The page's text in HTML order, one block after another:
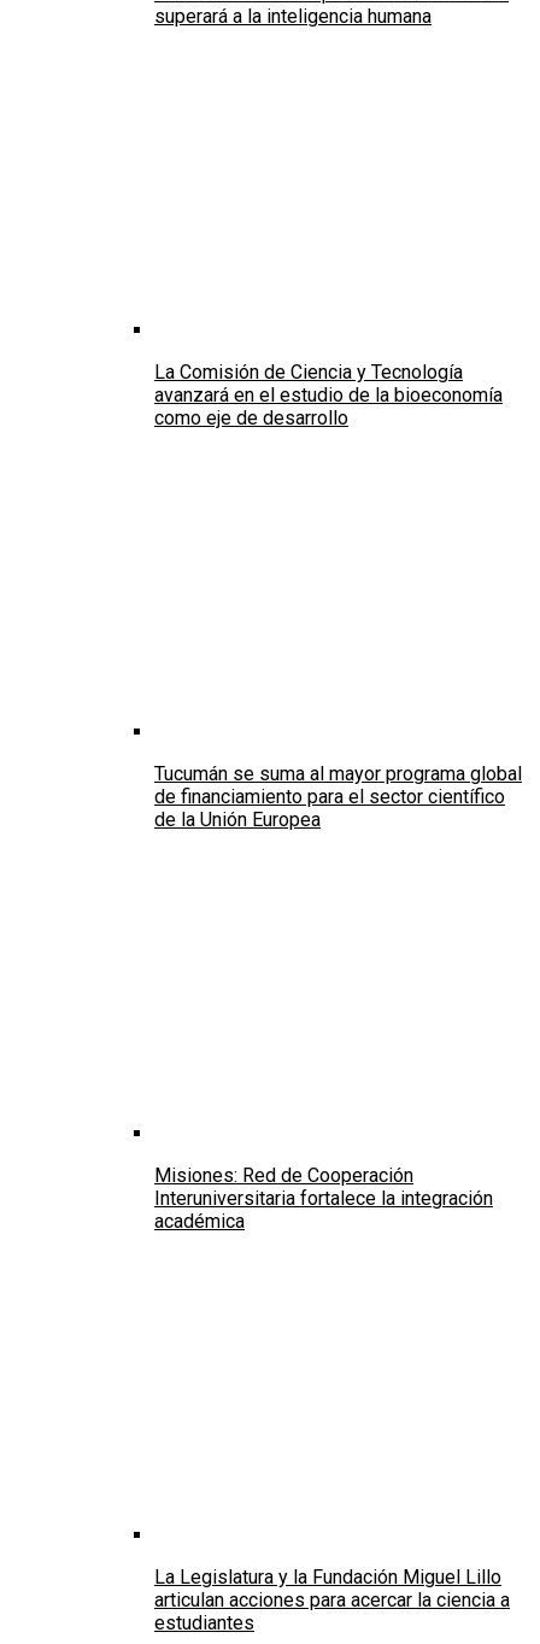
superará a la inteligencia humana
La Comisión de Ciencia y Tecnología
avanzará en el estudio de la bioeconomía
como eje de desarrollo
Tucumán se suma al mayor programa global
de financiamiento para el sector científico
de la Unión Europea
Misiones: Red de Cooperación
Interuniversitaria fortalece la integración
académica
La Legislatura y la Fundación Miguel Lillo
articulan acciones para acercar la ciencia a
estudiantes